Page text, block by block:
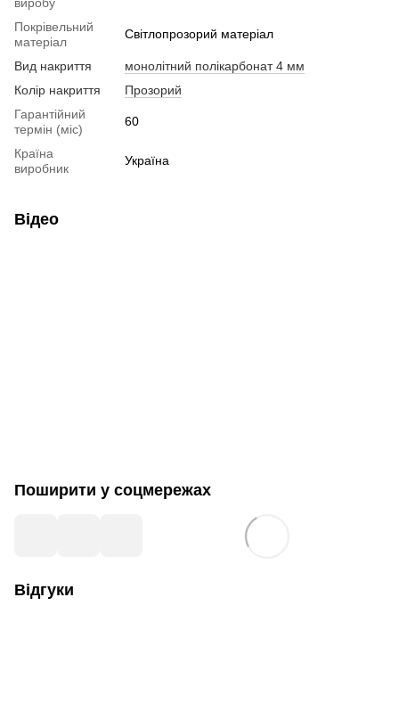
виробу
Покрівельний
матеріал
Світлопрозорий матеріал
Вид накриття
монолітний полікарбонат 4 мм
Колір накриття
Прозорий
Гарантійний
термін (міс)
60
Країна
виробник
Україна
Відео
Поширити у соцмережах
Відгуки